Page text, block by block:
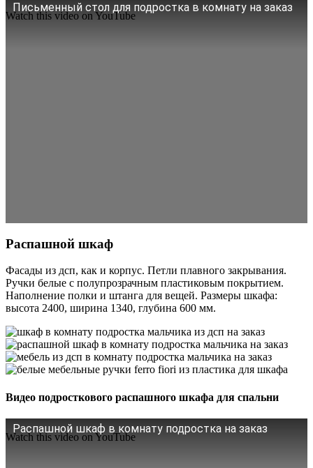
Письменный стол для подростка в комнату на заказ
Watch this video on YouTube
Распашной шкаф
Фасады из дсп, как и корпус. Петли плавного закрывания.
Ручки белые с полупрозрачным пластиковым покрытием.
Наполнение полки и штанга для вещей. Размеры шкафа:
высота 2400, ширина 1340, глубина 600 мм.
Видео подросткового распашного шкафа для спальни
Распашной шкаф в комнату подростка на заказ
Watch this video on YouTube